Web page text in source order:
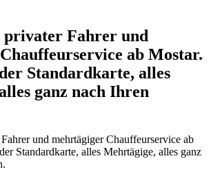
Fahrer und
ab Mostar.
Standardkarte, alles
ganz nach Ihren
und mehrtägiger Chauffeurservice ab
Standardkarte, alles Mehrtägige, alles ganz